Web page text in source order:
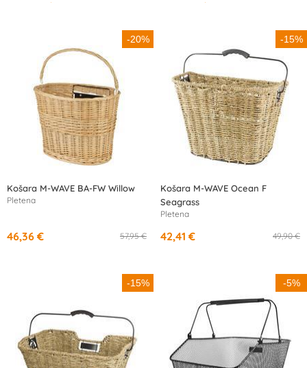
/mesec /mesec
-20%
Košara M-WAVE BA-FW Willow
Pletena
57,95 €
46,36 €
-15%
Košara M-WAVE Ocean F
Seagrass
Pletena
49,90 €
42,41 €
-15% -5%